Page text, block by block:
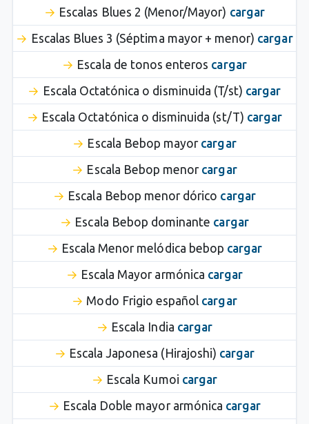
Escalas Blues 2 (Menor/Mayor) cargar
Escalas Blues 3 (Séptima mayor + menor) cargar
Escala de tonos enteros cargar
Escala Octatónica o disminuida (T/st) cargar
Escala Octatónica o disminuida (st/T) cargar
Escala Bebop mayor cargar
Escala Bebop menor cargar
Escala Bebop menor dórico cargar
Escala Bebop dominante cargar
Escala Menor melódica bebop cargar
Escala Mayor armónica cargar
Modo Frigio español cargar
Escala India cargar
Escala Japonesa (Hirajoshi) cargar
Escala Kumoi cargar
Escala Doble mayor armónica cargar